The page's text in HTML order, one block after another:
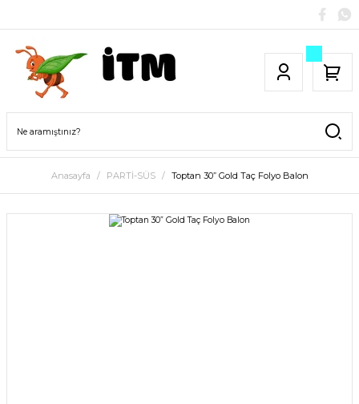
Anasayfa PARTİ-SÜS Toptan 30” Gold Taç Folyo Balon